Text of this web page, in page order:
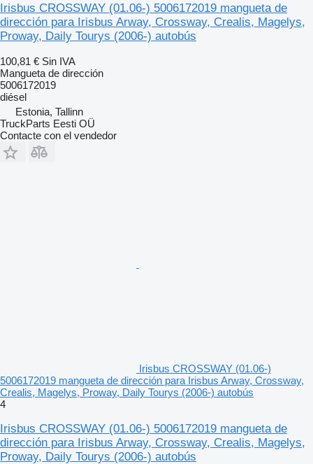
Irisbus CROSSWAY (01.06-) 5006172019 mangueta de
dirección para Irisbus Arway, Crossway, Crealis, Magelys,
Proway, Daily Tourys (2006-) autobús
100,81 € Sin IVA
Mangueta de dirección
5006172019
diésel
Estonia, Tallinn
TruckParts Eesti OÜ
Contacte con el vendedor
Irisbus CROSSWAY (01.06-)
5006172019 mangueta de dirección para Irisbus Arway, Crossway,
Crealis, Magelys, Proway, Daily Tourys (2006-) autobús
4
Irisbus CROSSWAY (01.06-) 5006172019 mangueta de
dirección para Irisbus Arway, Crossway, Crealis, Magelys,
Proway, Daily Tourys (2006-) autobús